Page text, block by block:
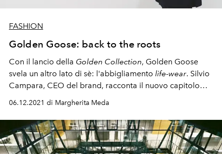
FASHION
Golden Goose: back to the roots
Con il lancio della Golden Collection, Golden Goose
svela un altro lato di sè: l'abbigliamento life-wear. Silvio
Campara, CEO del brand, racconta il nuovo capitolo
06.12.2021 di Margherita Meda